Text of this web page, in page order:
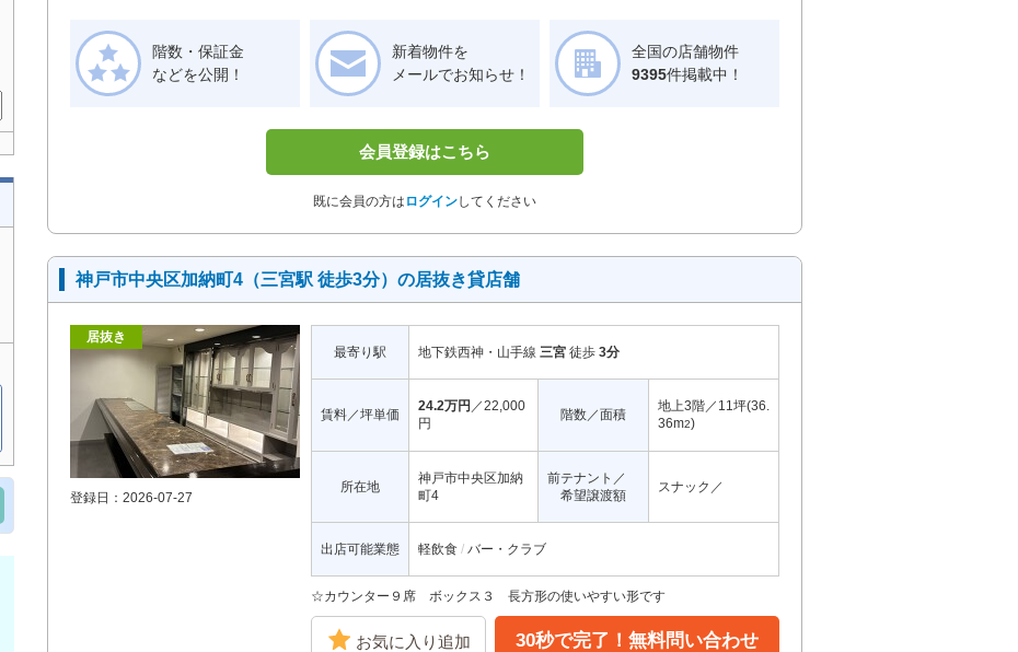
階数・保証金
などを公開！
新着物件を
メールでお知らせ！
全国の店舗物件
9395件掲載中！
会員登録はこちら
既に会員の方は ログインしてください
神戸市中央区加納町4（三宮駅 徒歩3分）の居抜き貸店舗
居抜き
登録日：2026-07-27
最寄り駅 地下鉄西神・山手線 三宮 徒歩 3分
賃料／坪単価
24.2万円 ／22,000
円
階数／面積
地上3階／11坪(36.
36m2)
所在地
神戸市中央区加納
町4
前テナント／
希望譲渡額
スナック／
出店可能業態 軽飲食 バー・クラブ
☆カウンター９席 ボックス３ 長方形の使いやすい形です
お気に入り追加 30秒で完了！無料問い合わせ